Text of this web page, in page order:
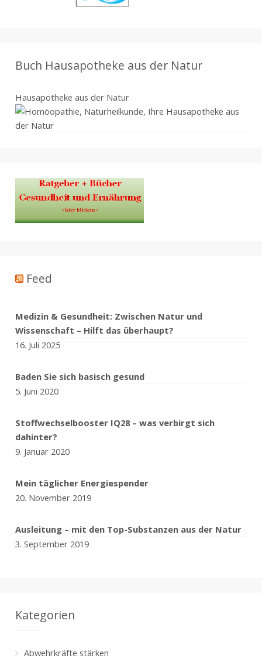
Buch Hausapotheke aus der Natur
Hausapotheke aus der Natur
Feed
Medizin & Gesundheit: Zwischen Natur und
Wissenschaft – Hilft das überhaupt?
16. Juli 2025
Baden Sie sich basisch gesund
5. Juni 2020
Stoffwechselbooster IQ28 – was verbirgt sich
dahinter?
9. Januar 2020
Mein täglicher Energiespender
20. November 2019
Ausleitung – mit den Top-Substanzen aus der Natur
3. September 2019
Kategorien
Abwehrkräfte stärken